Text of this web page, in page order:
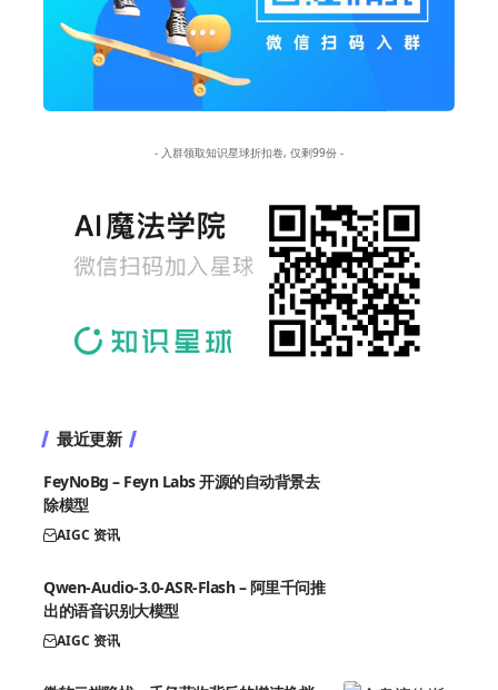
- 入群领取知识星球折扣卷, 仅剩99份 -
最近更新
FeyNoBg – Feyn Labs 开源的自动背景去
除模型
AIGC 资讯
Qwen-Audio-3.0-ASR-Flash – 阿里千问推
出的语音识别大模型
AIGC 资讯